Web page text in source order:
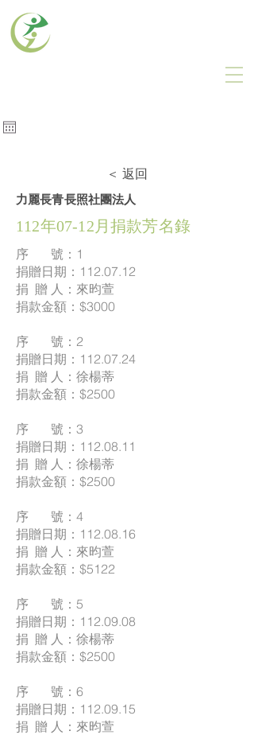
＜ 返回
力麗長青長照社團法人
112年07-12月捐款芳名錄
序 號：1
捐贈日期：112.07.12
捐 贈 人：來昀萱
捐款金額：$3000
序 號：2
捐贈日期：112.07.24
捐 贈 人：徐楊蒂
捐款金額：$2500
序 號：3
捐贈日期：112.08.11
捐 贈 人：徐楊蒂
捐款金額：$2500
序 號：4
捐贈日期：112.08.16
捐 贈 人：來昀萱
捐款金額：$5122
序 號：5
捐贈日期：112.09.08
捐 贈 人：徐楊蒂
捐款金額：$2500
序 號：6
捐贈日期：112.09.15
捐 贈 人：來昀萱